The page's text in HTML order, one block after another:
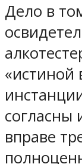
Дело в
«истиной
согласны
вправе